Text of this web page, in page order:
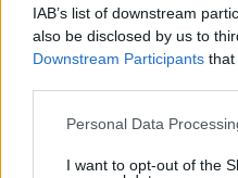
IAB’s list of downstream
also be disclosed by us to
Downstream Participants that
Please note that this
not limited to your visit or
Personal Data
I want to opt-out of the